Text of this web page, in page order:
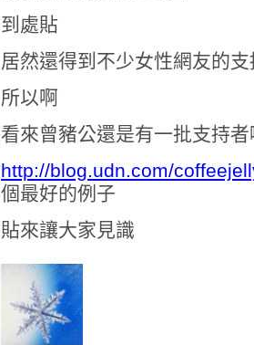
到處貼
居然還得到不少女性網友的
所以啊
看來曾豬公還是有一批支持者
http://blog.udn.com/
個最好的例子
貼來讓大家見識